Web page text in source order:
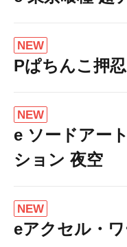
NEW
Pぱちんこ押
NEW
e ソードアー
ション 夜空
NEW
eアクセル・